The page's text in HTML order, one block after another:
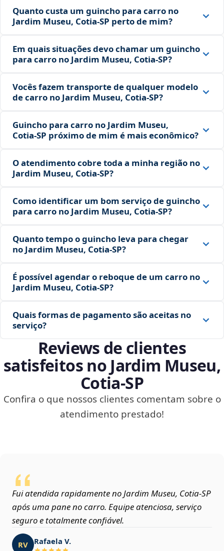
Quanto custa um guincho para carro no
Jardim Museu, Cotia‑SP perto de mim?
Em quais situações devo chamar um guincho
para carro no Jardim Museu, Cotia‑SP?
Vocês fazem transporte de qualquer modelo
de carro no Jardim Museu, Cotia‑SP?
Guincho para carro no Jardim Museu,
Cotia‑SP próximo de mim é mais econômico?
O atendimento cobre toda a minha região no
Jardim Museu, Cotia‑SP?
Como identificar um bom serviço de guincho
para carro no Jardim Museu, Cotia‑SP?
Quanto tempo o guincho leva para chegar
no Jardim Museu, Cotia‑SP?
É possível agendar o reboque de um carro no
Jardim Museu, Cotia‑SP?
Quais formas de pagamento são aceitas no
serviço?
Reviews de clientes
satisfeitos no Jardim Museu,
Cotia‑SP
Confira o que nossos clientes comentam sobre o
atendimento prestado!
Fui atendida rapidamente no Jardim Museu, Cotia‑SP
após uma pane no carro. Equipe atenciosa, serviço
seguro e totalmente confiável.
RV Rafaela V.